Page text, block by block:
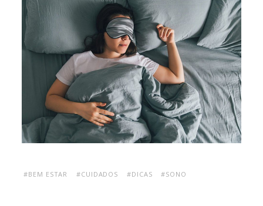
#BEM ESTAR #CUIDADOS #DICAS #SONO